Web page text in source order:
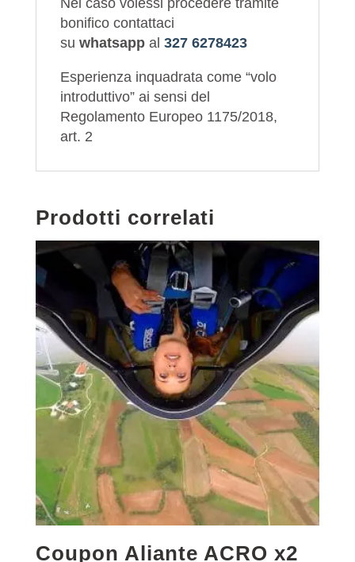
Nel caso volessi procedere tramite
bonifico contattaci
su whatsappal 327 6278423
Esperienza inquadrata come “volo
introduttivo” ai sensi del
Regolamento Europeo 1175/2018,
art. 2
Prodotti correlati
Coupon Aliante ACRO x2